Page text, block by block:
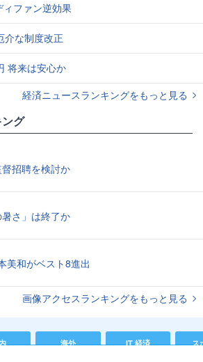
ファン逆効果
介な制度改正
将来は安心か
経済ニュースランキングをもっと見る
グ
招聘を検討か
さ」は終了か
美和がベスト8進出
画像アクセスランキングをもっと見る
海外 IT 経済 ス